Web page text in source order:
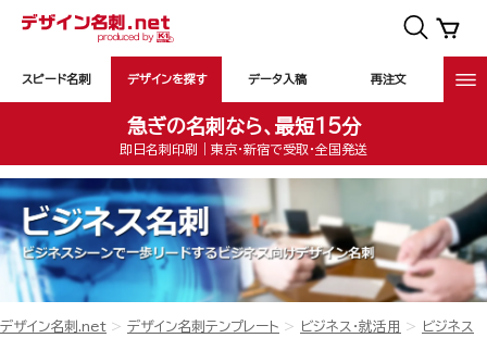
スピード名刺 デザインを探す データ入稿 再注文
急ぎの名刺なら、最短15分
即日名刺印刷｜東京・新宿で受取・全国発送
デザイン名刺.net デザイン名刺テンプレート ビジネス・就活用
ビジネス